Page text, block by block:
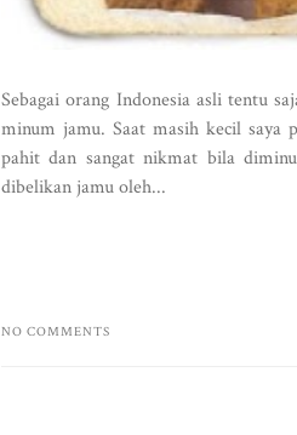
Sebagai orang Indonesia asli tentu
minum jamu. Saat masih kecil saya
pahit dan sangat nikmat bila
dibelikan jamu oleh...
NO COMMENTS